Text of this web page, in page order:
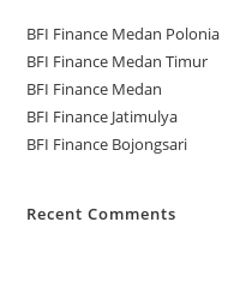
BFI Finance Medan Polonia
BFI Finance Medan Timur
BFI Finance Medan
BFI Finance Jatimulya
BFI Finance Bojongsari
Recent Comments